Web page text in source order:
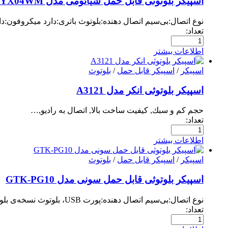
نوع اتصال:بی‌سیم اتصال دهنده:بلوتوث باتری:دارد
تعداد:
اطلاعات بیشتر
اسپیکر / اسپیکر قابل حمل / بلوتوث
اسپیکر بلوتوثی انکر مدل A3121
حجم كم و سبك, كيفيت ساخت بالا, اتصال به راديو,…
تعداد:
اطلاعات بیشتر
اسپیکر / اسپیکر قابل حمل / بلوتوث
اسپیکر بلوتوثی قابل حمل سونی مدل GTK-PG10
نوع اتصال:بی‌سیم اتصال دهنده:پورت USB، بلوتوث نسخه‌ی بلوتوث:3.0 باتری:دارد پورت…
تعداد: